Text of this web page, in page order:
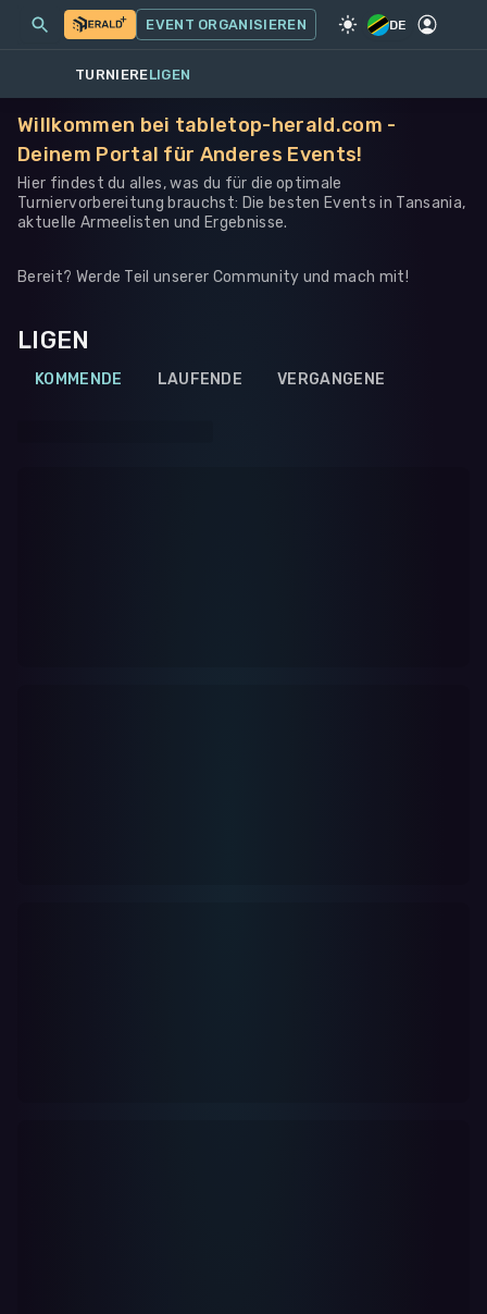
SPIEL·ANDERES
MEINE EVENTS MEHR
EVENT ORGANISIEREN DE
TURNIERELIGEN
Willkommen bei tabletop-herald.com -
Deinem Portal für Anderes Events!
Hier findest du alles, was du für die optimale
Turniervorbereitung brauchst: Die besten Events in Tansania,
aktuelle Armeelisten und Ergebnisse.
Bereit? Werde Teil unserer Community und mach mit!
LIGEN
KOMMENDE LAUFENDE VERGANGENE